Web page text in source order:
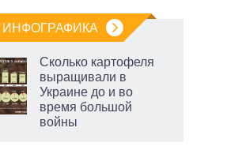
ИНФОГРАФИКА
Сколько картофеля
выращивали в
Украине до и во
время большой
войны